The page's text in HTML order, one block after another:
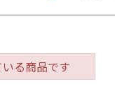
る商品です